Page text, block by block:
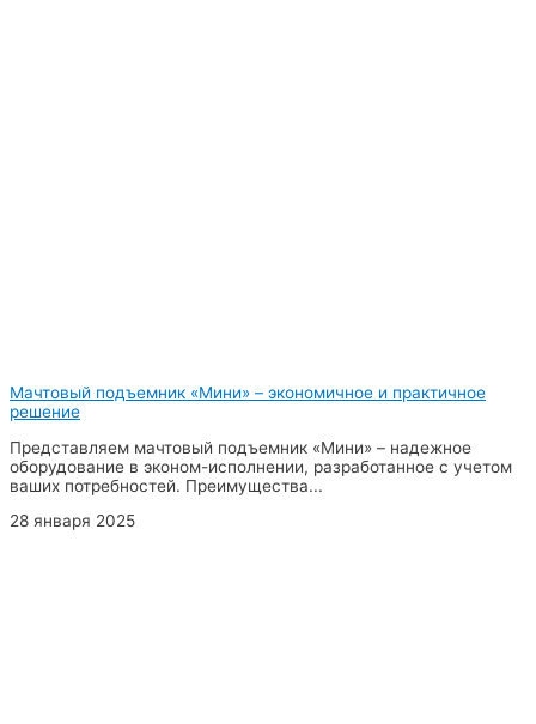
Мачтовый подъемник «Мини» – экономичное и практичное
решение
Представляем мачтовый подъемник «Мини» – надежное
оборудование в эконом-исполнении, разработанное с учетом
ваших потребностей. Преимущества...
28 января 2025